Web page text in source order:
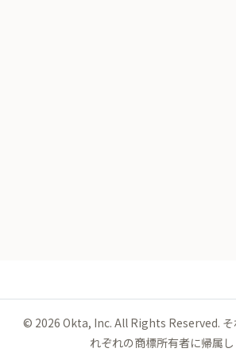
© 2026 Okta, Inc. All Rights Reserved.
れぞれの商標所有者に帰属し